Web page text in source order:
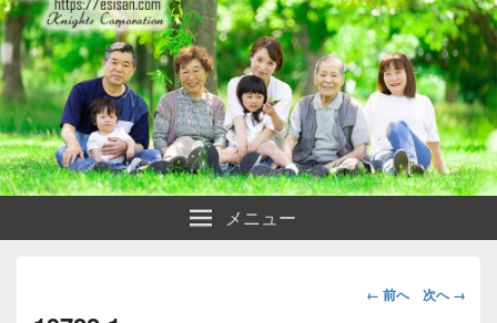
メニュー
画
← 前へ 次へ →